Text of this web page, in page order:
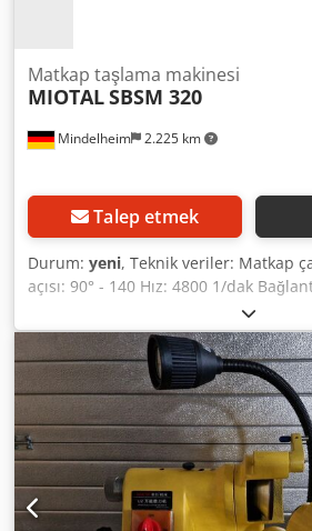
Mindelheim 2.225 km
Matkap taşlama makinesi
MIOTALSBSM 320
Talep etmek
Durum: yeni, Teknik veriler: Matkap
açısı: 90° - 140 Hız: 4800 1/dak
0,12 kW Ağırlık, yaklaşık: 8,6 kg
x 180 cm Özellikler: - HSS/karbür
taşlanması için idealdir. - Kuvvet
sayesinde güvenli çalışma Chjdpfx
açısı 90° - 140° arasında
makinede pens saklama yeri ve hızlı
Besleme kuvvetini azaltmak için
Hassas bilyalı rulmanlı rotor - CE
taşlama taşı - 11 pens ER 20, 3 - 13
20 mm - Pens tutucu ER 20, ER 25